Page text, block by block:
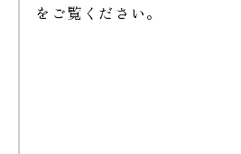
をご覧ください。